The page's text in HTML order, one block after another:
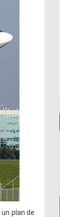
plan de